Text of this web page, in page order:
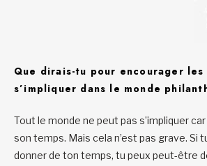
Que dirais-tu pour encourager les
s’impliquer dans le monde
Tout le monde ne peut pas s’impliquer
son temps. Mais cela n’est pas grave. Si
donner de ton temps, tu peux peut-être